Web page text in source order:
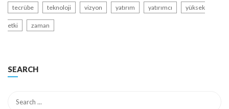
tecrübe teknoloji vizyon yatırım yatırımcı yüksek
etki zaman
SEARCH